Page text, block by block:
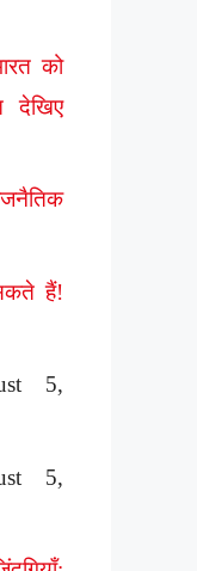
को
देखिए
हैं!
5,
5,